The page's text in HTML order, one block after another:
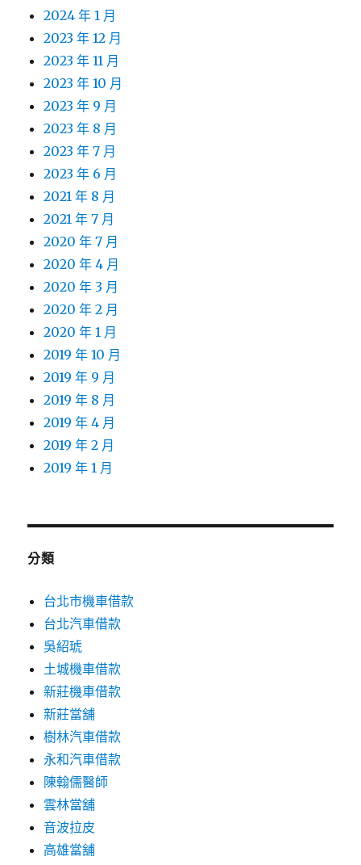
2024 年 1 月
2023 年 12 月
2023 年 11 月
2023 年 10 月
2023 年 9 月
2023 年 8 月
2023 年 7 月
2023 年 6 月
2021 年 8 月
2021 年 7 月
2020 年 7 月
2020 年 4 月
2020 年 3 月
2020 年 2 月
2020 年 1 月
2019 年 10 月
2019 年 9 月
2019 年 8 月
2019 年 4 月
2019 年 2 月
2019 年 1 月
分類
台北市機車借款
台北汽車借款
吳紹琥
土城機車借款
新莊機車借款
新莊當舖
樹林汽車借款
永和汽車借款
陳翰儒醫師
雲林當舖
音波拉皮
高雄當舖